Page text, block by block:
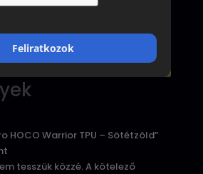
Feliratkozok
HOCO Warrior TPU – Sötétzöld”
tesszük közzé.A kötelező